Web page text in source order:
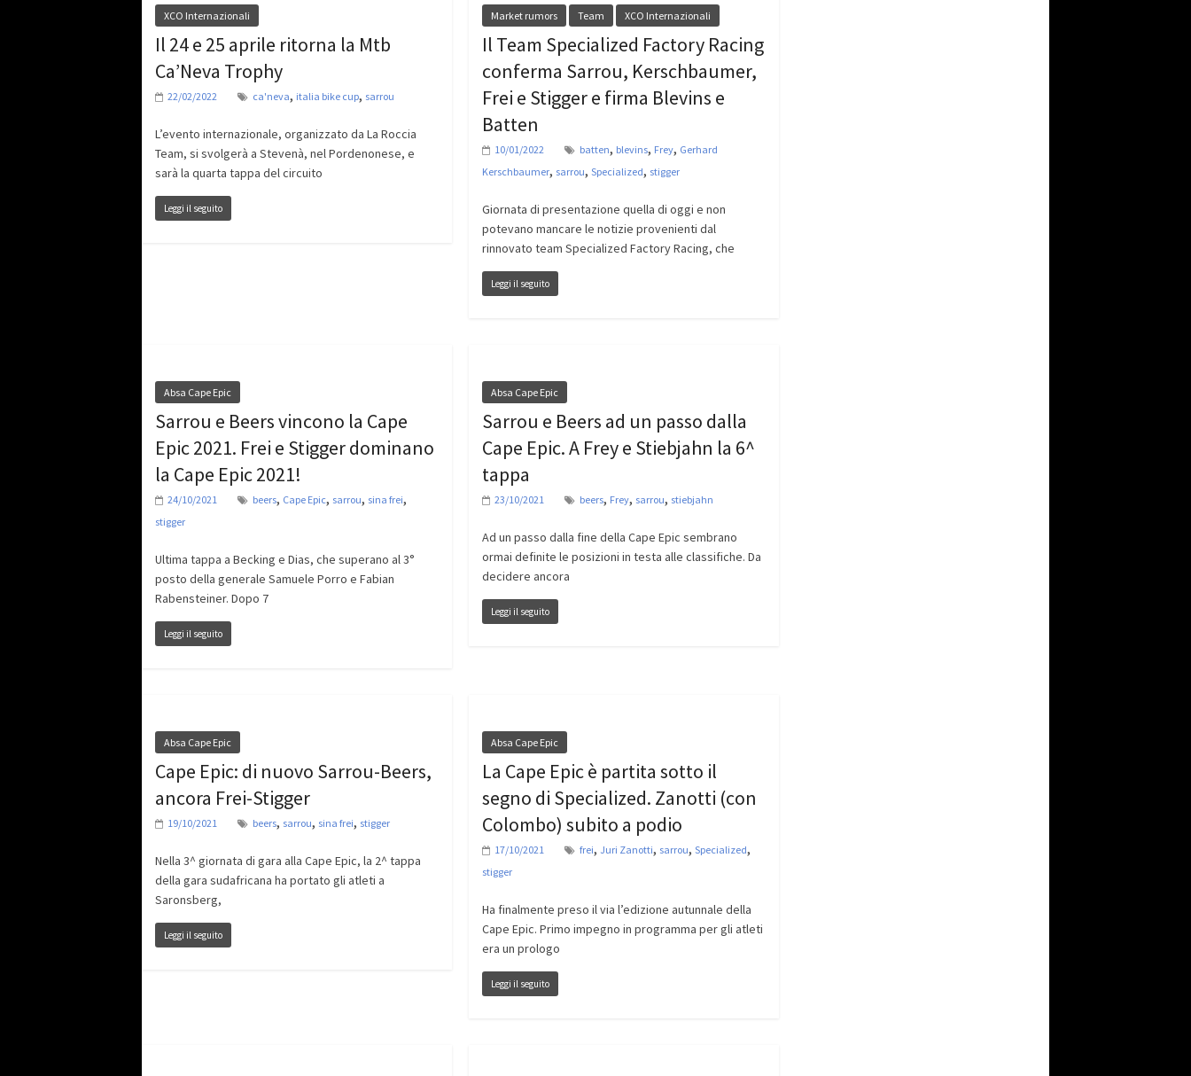
XCO Internazionali
Il 24 e 25 aprile ritorna la Mtb
Ca’Neva Trophy
22/02/2022 ca'neva, italia bike cup, sarrou
L’evento internazionale, organizzato da La Roccia
Team, si svolgerà a Stevenà, nel Pordenonese, e
sarà la quarta tappa del circuito
Leggi il seguito
Market rumors Team XCO Internazionali
Il Team Specialized Factory Racing
conferma Sarrou, Kerschbaumer,
Frei e Stigger e firma Blevins e
Batten
10/01/2022 batten, blevins, Frey, Gerhard
Kerschbaumer, sarrou, Specialized, stigger
Giornata di presentazione quella di oggi e non
potevano mancare le notizie provenienti dal
rinnovato team Specialized Factory Racing, che
Leggi il seguito
Absa Cape Epic
Sarrou e Beers vincono la Cape
Epic 2021. Frei e Stigger dominano
la Cape Epic 2021!
24/10/2021 beers, Cape Epic, sarrou, sina frei,
stigger
Ultima tappa a Becking e Dias, che superano al 3°
posto della generale Samuele Porro e Fabian
Rabensteiner. Dopo 7
Leggi il seguito
Absa Cape Epic
Sarrou e Beers ad un passo dalla
Cape Epic. A Frey e Stiebjahn la 6^
tappa
23/10/2021 beers, Frey, sarrou, stiebjahn
Ad un passo dalla fine della Cape Epic sembrano
ormai definite le posizioni in testa alle classifiche. Da
decidere ancora
Leggi il seguito
Absa Cape Epic
Cape Epic: di nuovo Sarrou-Beers,
ancora Frei-Stigger
19/10/2021 beers, sarrou, sina frei, stigger
Nella 3^ giornata di gara alla Cape Epic, la 2^ tappa
della gara sudafricana ha portato gli atleti a
Saronsberg,
Leggi il seguito
Absa Cape Epic
La Cape Epic è partita sotto il
segno di Specialized. Zanotti (con
Colombo) subito a podio
17/10/2021 frei, Juri Zanotti, sarrou, Specialized,
stigger
Ha finalmente preso il via l’edizione autunnale della
Cape Epic. Primo impegno in programma per gli atleti
era un prologo
Leggi il seguito